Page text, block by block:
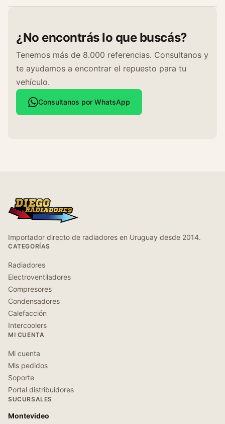
¿No encontrás lo que buscás?
Tenemos más de 8.000 referencias. Consultanos y
te ayudamos a encontrar el repuesto para tu
vehículo.
Consultanos por WhatsApp
Importador directo de radiadores en Uruguay desde 2014.
CATEGORÍAS
Radiadores
Electroventiladores
Compresores
Condensadores
Calefacción
Intercoolers
MI CUENTA
Mi cuenta
Mis pedidos
Soporte
Portal distribuidores
SUCURSALES
Montevideo